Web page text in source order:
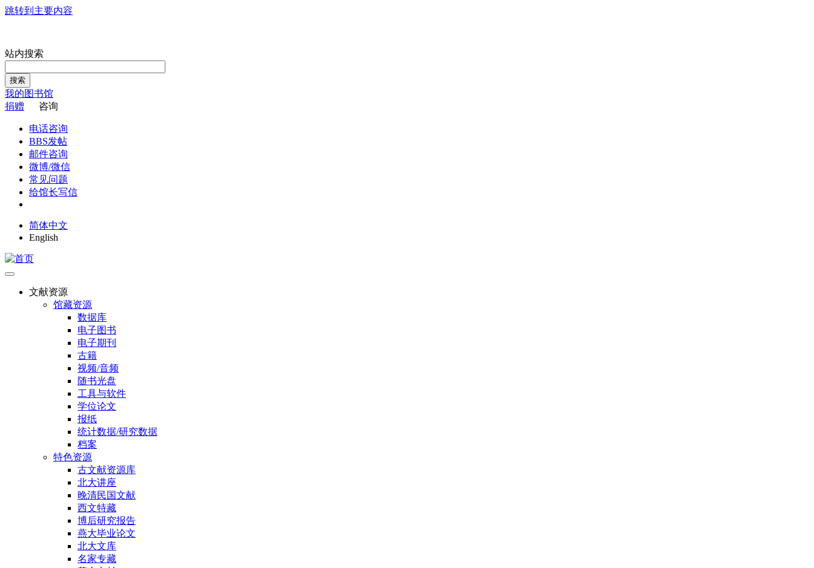
跳转到主要内容
站内搜索
搜索
我的图书馆
捐赠
咨询
电话咨询
BBS发帖
邮件咨询
微博/微信
常见问题
给馆长写信
简体中文
English
文献资源
馆藏资源
数据库
电子图书
电子期刊
古籍
视频/音频
随书光盘
工具与软件
学位论文
报纸
统计数据/研究数据
档案
特色资源
古文献资源库
北大讲座
晚清民国文献
西文特藏
博后研究报告
燕大毕业论文
北大文库
名家专藏